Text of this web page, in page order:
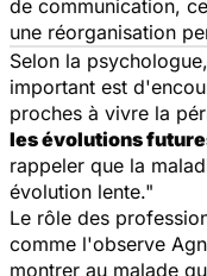
de communication,
une réorganisation
Selon la
important est
proches à vivre la
les évolutions
rappeler que la
évolution lente."
Le rôle des
comme l'observe
montrer au malade